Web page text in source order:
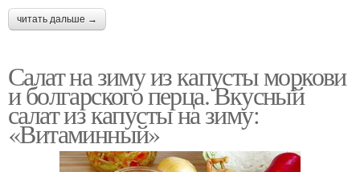
читать дальше →
Салат на зиму из капусты моркови
и болгарского перца. Вкусный
салат из капусты на зиму:
«Витаминный»